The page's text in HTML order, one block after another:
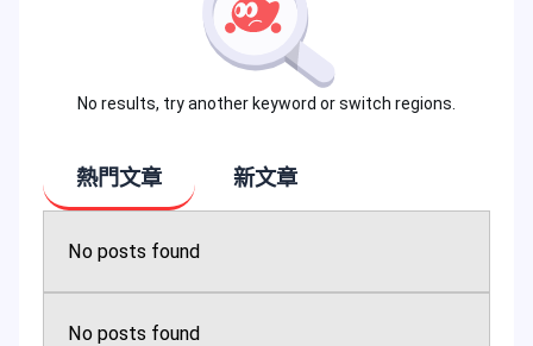
No results, try another keyword or switch regions.
熱門文章 新文章
No posts found
No posts found